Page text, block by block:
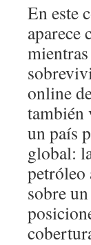
En este
aparece
online
también
un país
global:
petróleo
sobre